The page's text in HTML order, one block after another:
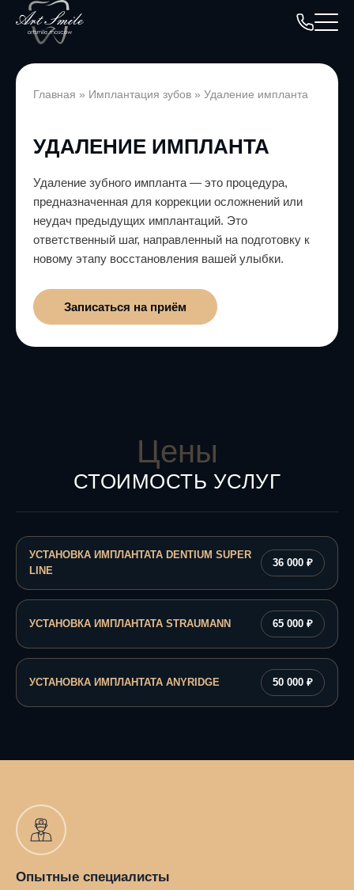
Главная » Имплантация зубов » Удаление импланта
УДАЛЕНИЕ ИМПЛАНТА
Удаление зубного импланта — это процедура,
предназначенная для коррекции осложнений или
неудач предыдущих имплантаций. Это
ответственный шаг, направленный на подготовку к
новому этапу восстановления вашей улыбки.
Записаться на приём
СТОИМОСТЬ УСЛУГ
Цены
УСТАНОВКА ИМПЛАНТАТА DENTIUM SUPER
LINE
36 000 ₽
УСТАНОВКА ИМПЛАНТАТА STRAUMANN 65 000 ₽
УСТАНОВКА ИМПЛАНТАТА ANYRIDGE 50 000 ₽
Опытные специалисты